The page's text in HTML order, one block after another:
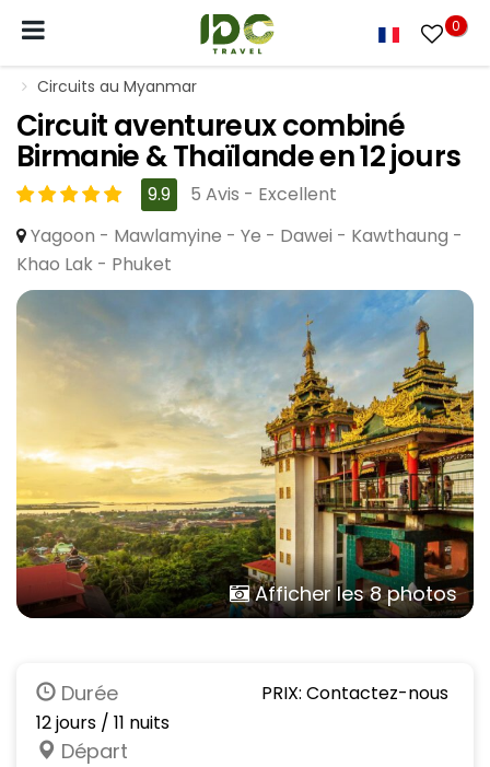
0
Circuits au Myanmar
Circuit aventureux combiné
Birmanie & Thaïlande en 12 jours
9.9
5 Avis - Excellent
Yagoon - Mawlamyine - Ye - Dawei - Kawthaung -
Khao Lak - Phuket
Afficher les 8 photos
Durée
12 jours / 11 nuits
Départ
PRIX: Contactez-nous